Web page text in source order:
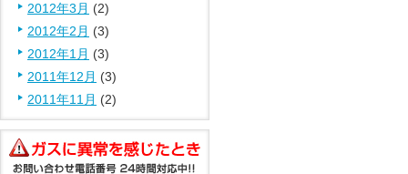
2012年3月 (2)
2012年2月 (3)
2012年1月 (3)
2011年12月 (3)
2011年11月 (2)